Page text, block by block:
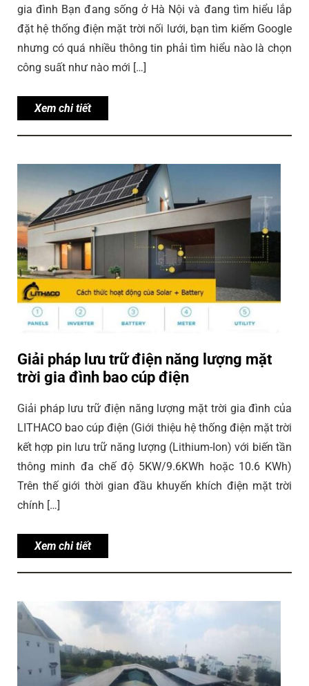
gia đình Bạn đang sống ở Hà Nội và đang tìm hiểu lắp
đặt hệ thống điện mặt trời nối lưới, bạn tìm kiếm Google
nhưng có quá nhiều thông tin phải tìm hiểu nào là chọn
công suất như nào mới […]
Xem chi tiết
Giải pháp lưu trữ điện năng lượng mặt
trời gia đình bao cúp điện
Giải pháp lưu trữ điện năng lượng mặt trời gia đình của
LITHACO bao cúp điện (Giới thiệu hệ thống điện mặt trời
kết hợp pin lưu trữ năng lượng (Lithium-Ion) với biến tần
thông minh đa chế độ 5KW/9.6KWh hoặc 10.6 KWh)
Trên thế giới thời gian đầu khuyến khích điện mặt trời
chính […]
Xem chi tiết